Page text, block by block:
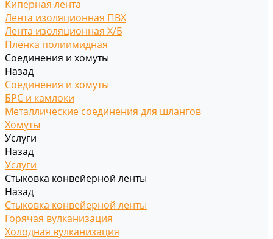
Киперная лента
Лента изоляционная ПВХ
Лента изоляционная Х/Б
Пленка полиимидная
Соединения и хомуты
Назад
Соединения и хомуты
БРС и камлоки
Металлические соединения для шлангов
Хомуты
Услуги
Назад
Услуги
Стыковка конвейерной ленты
Назад
Стыковка конвейерной ленты
Горячая вулканизация
Холодная вулканизация